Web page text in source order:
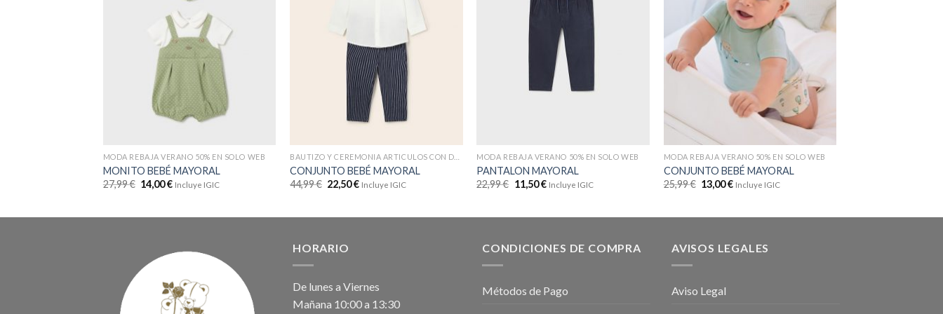
MODA REBAJA VERANO 50% EN SOLO WEB
MONITO BEBÉ MAYORAL
27,99€ 14,00€ Incluye IGIC
BAUTIZO Y CEREMONIA ARTICULOS CON DTOS
CONJUNTO BEBÉ MAYORAL
44,99€ 22,50€ Incluye IGIC
MODA REBAJA VERANO 50% EN SOLO WEB
PANTALON MAYORAL
22,99€ 11,50€ Incluye IGIC
MODA REBAJA VERANO 50% EN SOLO WEB
CONJUNTO BEBÉ MAYORAL
25,99€ 13,00€ Incluye IGIC
HORARIO
De lunes a Viernes
Mañana 10:00 a 13:30
CONDICIONES DE COMPRA
Métodos de Pago
AVISOS LEGALES
Aviso Legal